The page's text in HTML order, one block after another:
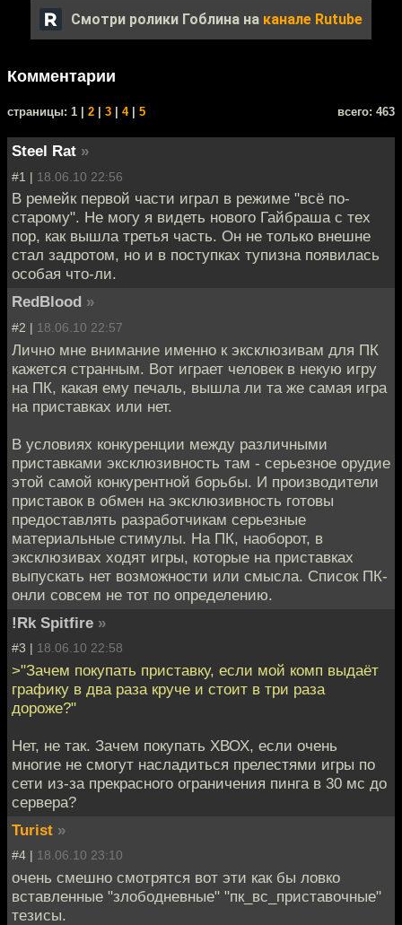
Смотри ролики Гоблина на канале Rutube
Комментарии
cтраницы: 1 | 2 3 4| 5 всего: 463
Steel Rat »
#1 | 18.06.10 22:56
В ремейк первой части играл в режиме "всё по-
старому". Не могу я видеть нового Гайбраша с тех
пор, как вышла третья часть. Он не только внешне
стал задротом, но и в поступках тупизна появилась
особая что-ли.
RedBlood »
#2 | 18.06.10 22:57
Лично мне внимание именно к эксклюзивам для ПК
кажется странным. Вот играет человек в некую игру
на ПК, какая ему печаль, вышла ли та же самая игра
на приставках или нет.
В условиях конкуренции между различными
приставками эксклюзивность там - серьезное орудие
этой самой конкурентной борьбы. И производители
приставок в обмен на эксклюзивность готовы
предоставлять разработчикам серьезные
материальные стимулы. На ПК, наоборот, в
эксклюзивах ходят игры, которые на приставках
выпускать нет возможности или смысла. Список ПК-
онли совсем не тот по определению.
!Rk Spitfire »
#3 | 18.06.10 22:58
>"Зачем покупать приставку, если мой комп выдаёт
графику в два раза круче и стоит в три раза
дороже?"
Нет, не так. Зачем покупать ХВОХ, если очень
многие не смогут насладиться прелестями игры по
сети из-за прекрасного ограничения пинга в 30 мс до
сервера?
Turist »
#4 | 18.06.10 23:10
очень смешно смотрятся вот эти как бы ловко
вставленные "злободневные" "пк_вс_приставочные"
тезисы.